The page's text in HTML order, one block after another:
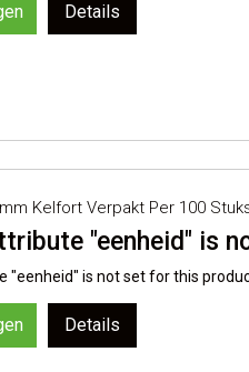
Details
Kelfort Verpakt Per 100
"eenheid" is not set for this
"eenheid" is
Details